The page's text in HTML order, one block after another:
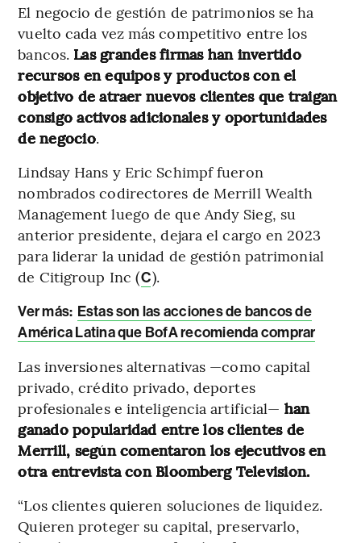
El negocio de gestión de patrimonios se ha
vuelto cada vez más competitivo entre los
bancos. Las grandes firmas han invertido
recursos en equipos y productos con el
objetivo de atraer nuevos clientes que traigan
consigo activos adicionales y oportunidades
de negocio.
Lindsay Hans y Eric Schimpf fueron
nombrados codirectores de Merrill Wealth
Management luego de que Andy Sieg, su
anterior presidente, dejara el cargo en 2023
para liderar la unidad de gestión patrimonial
de Citigroup Inc (C).
Ver más: Estas son las acciones de bancos de
América Latina que BofA recomienda comprar
Las inversiones alternativas —como capital
privado, crédito privado, deportes
profesionales e inteligencia artificial— han
ganado popularidad entre los clientes de
Merrill, según comentaron los ejecutivos en
otra entrevista con Bloomberg Television.
“Los clientes quieren soluciones de liquidez.
Quieren proteger su capital, preservarlo,